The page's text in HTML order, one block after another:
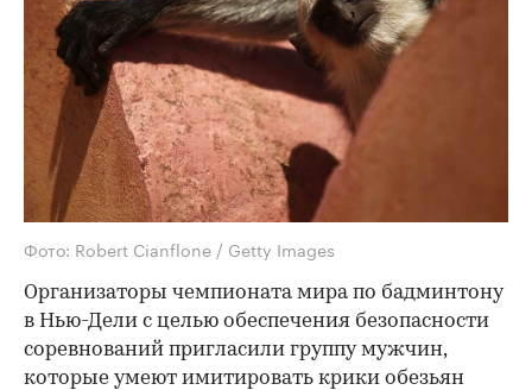
Фото: Robert Cianflone / Getty Images
Организаторы чемпионата мира по бадминтону
в Нью-Дели с целью обеспечения безопасности
соревнований пригласили группу мужчин,
которые умеют имитировать крики обезьян